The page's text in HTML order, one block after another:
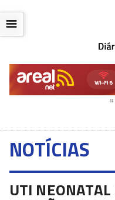
☰
NOTÍCIAS
UTI